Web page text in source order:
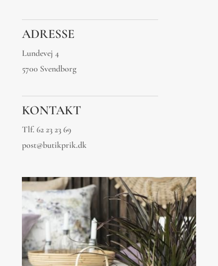
ADRESSE
Lundevej 4
5700 Svendborg
KONTAKT
Tlf. 62 23 23 69
post@butikprik.dk